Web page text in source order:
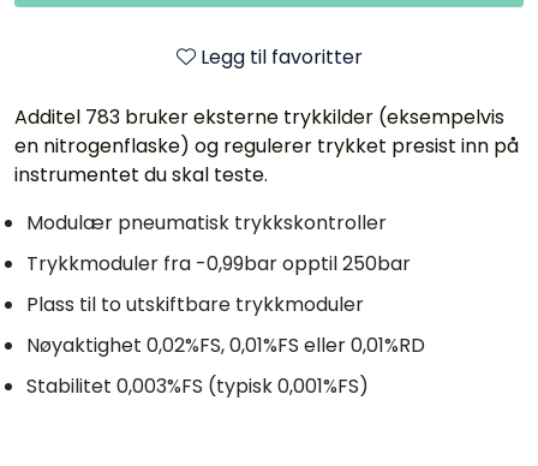
Legg til favoritter
Additel 783 bruker eksterne trykkilder (eksempelvis
en nitrogenflaske) og regulerer trykket presist inn på
instrumentet du skal teste.
Modulær pneumatisk trykkskontroller
Trykkmoduler fra -0,99bar opptil 250bar
Plass til to utskiftbare trykkmoduler
Nøyaktighet 0,02%FS, 0,01%FS eller 0,01%RD
Stabilitet 0,003%FS (typisk 0,001%FS)